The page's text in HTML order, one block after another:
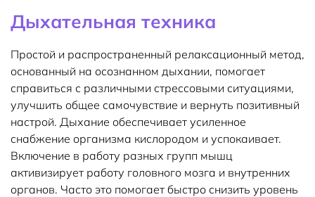
Дыхательная техника
Простой и распространенный релаксационный метод,
основанный на осознанном дыхании, помогает
справиться с различными стрессовыми ситуациями,
улучшить общее самочувствие и вернуть позитивный
настрой. Дыхание обеспечивает усиленное
снабжение организма кислородом и успокаивает.
Включение в работу разных групп мышц
активизирует работу головного мозга и внутренних
органов. Часто это помогает быстро снизить уровень